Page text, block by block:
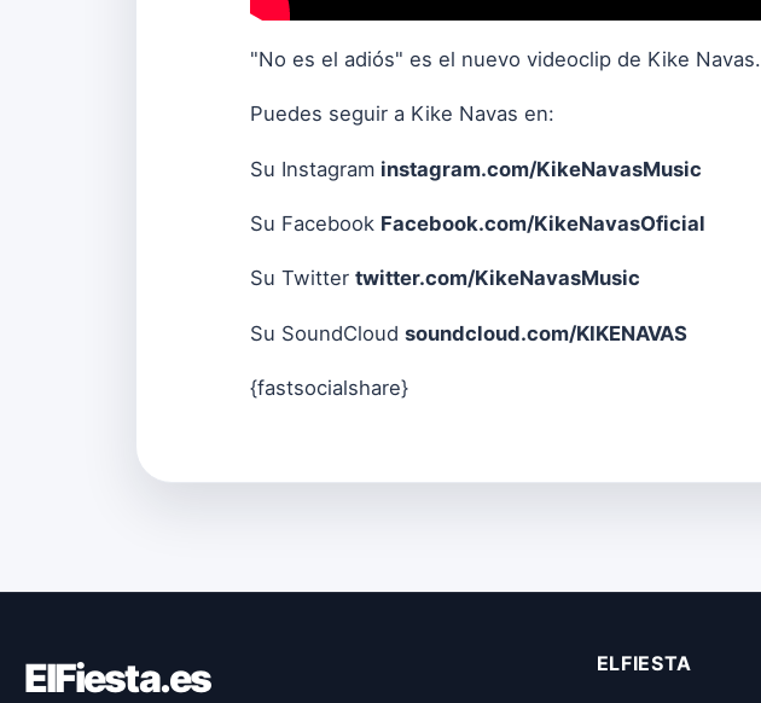
"No es el adiós" es el nuevo videoclip de Kike Navas.
Puedes seguir a Kike Navas en:
Su Instagram instagram.com/KikeNavasMusic
Su Facebook Facebook.com/KikeNavasOficial
Su Twitter twitter.com/KikeNavasMusic
Su SoundCloud soundcloud.com/KIKENAVAS
{fastsocialshare}
ElFiesta.es ELFIESTA